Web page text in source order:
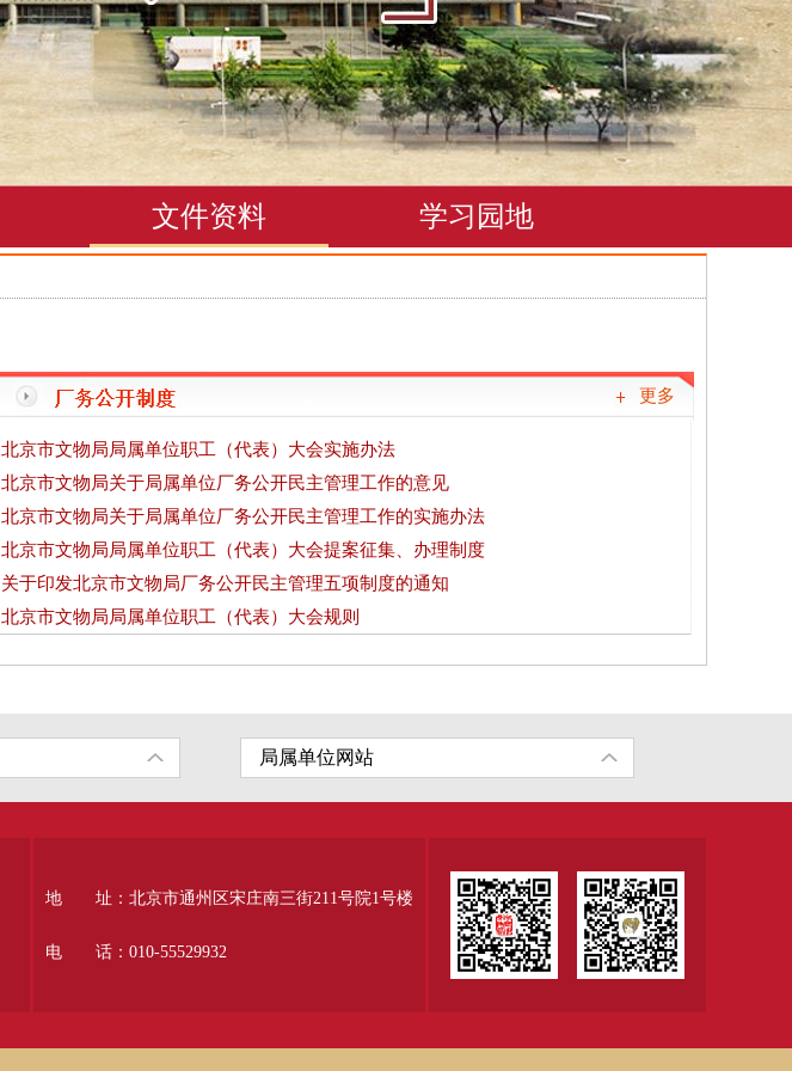
文件资料 学习园地
更多
北京市文物局局属单位职工（代表）大会实施办法
北京市文物局关于局属单位厂务公开民主管理工作的意见
北京市文物局关于局属单位厂务公开民主管理工作的实施办法
北京市文物局局属单位职工（代表）大会提案征集、办理制度
关于印发北京市文物局厂务公开民主管理五项制度的通知
北京市文物局局属单位职工（代表）大会规则
地 址：北京市通州区宋庄南三街211号院1号楼
电 话：010-55529932